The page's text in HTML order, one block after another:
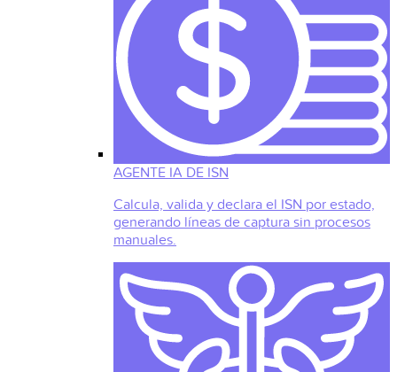
AGENTE IA DE ISN
Calcula, valida y declara el ISN por estado,
generando líneas de captura sin procesos
manuales.